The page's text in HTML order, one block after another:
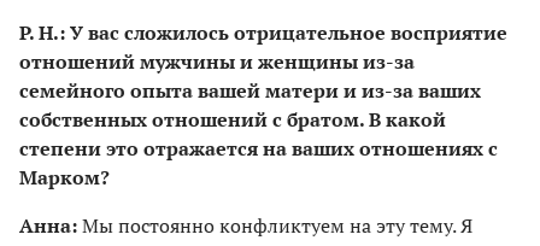
Р. Н.: У вас сложилось отрицательное восприятие
отношений мужчины и женщины из-за
семейного опыта вашей матери и из-за ваших
собственных отношений с братом. В какой
степени это отражается на ваших отношениях с
Марком?
Анна:Мы постоянно конфликтуем на эту тему. Я